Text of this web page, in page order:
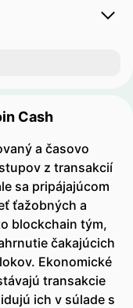
Cash
a časovo
z transakcií
sa pripájajúcom
ťažobných a
blockchain tým,
čakajúcich
Ekonomické
transakcie
ich v súlade s